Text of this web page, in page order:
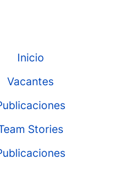
Inicio
Vacantes
Stories